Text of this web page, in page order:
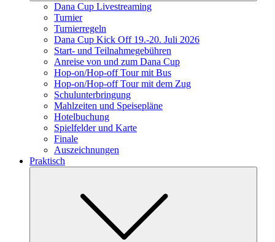
Dana Cup Livestreaming
Turnier
Turnierregeln
Dana Cup Kick Off 19.-20. Juli 2026
Start- und Teilnahmegebühren
Anreise von und zum Dana Cup
Hop-on/Hop-off Tour mit Bus
Hop-on/Hop-off Tour mit dem Zug
Schulunterbringung
Mahlzeiten und Speisepläne
Hotelbuchung
Spielfelder und Karte
Finale
Auszeichnungen
Praktisch